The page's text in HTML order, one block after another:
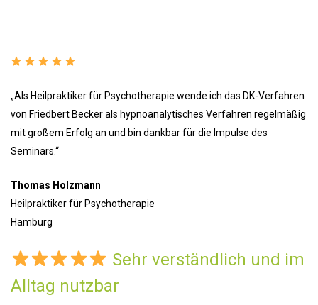
„Als Heilpraktiker für Psychotherapie wende ich das DK-Verfahren
von Friedbert Becker als hypnoanalytisches Verfahren regelmäßig
mit großem Erfolg an und bin dankbar für die Impulse des
Seminars.“
Thomas Holzmann
Heilpraktiker für Psychotherapie
Hamburg
Sehr verständlich und im
Alltag nutzbar